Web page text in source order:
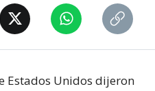
Estados Unidos dijeron